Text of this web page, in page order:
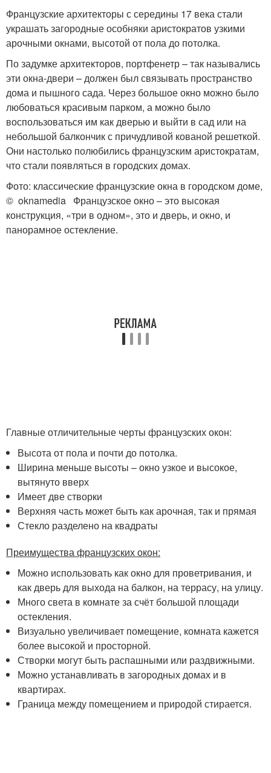
Французские архитекторы с середины 17 века стали
украшать загородные особняки аристократов узкими
арочными окнами, высотой от пола до потолка.
По задумке архитекторов, портфенетр – так назывались
эти окна-двери – должен был связывать пространство
дома и пышного сада. Через большое окно можно было
любоваться красивым парком, а можно было
воспользоваться им как дверью и выйти в сад или на
небольшой балкончик с причудливой кованой решеткой.
Они настолько полюбились французским аристократам,
что стали появляться в городских домах.
Фото: классические французские окна в городском доме,
© oknamedia Французское окно – это высокая
конструкция, «три в одном», это и дверь, и окно, и
панорамное остекление.
Главные отличительные черты французских окон:
Высота от пола и почти до потолка.
Ширина меньше высоты – окно узкое и высокое,
вытянуто вверх
Имеет две створки
Верхняя часть может быть как арочная, так и прямая
Стекло разделено на квадраты
Преимущества французских окон:
Можно использовать как окно для проветривания, и
как дверь для выхода на балкон, на террасу, на улицу.
Много света в комнате за счёт большой площади
остекления.
Визуально увеличивает помещение, комната кажется
более высокой и просторной.
Створки могут быть распашными или раздвижными.
Можно устанавливать в загородных домах и в
квартирах.
Граница между помещением и природой стирается.